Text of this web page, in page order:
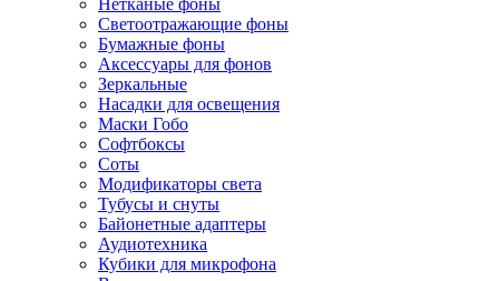
Нетканые фоны
Светоотражающие фоны
Бумажные фоны
Аксессуары для фонов
Зеркальные
Насадки для освещения
Маски Гобо
Софтбоксы
Соты
Модификаторы света
Тубусы и снуты
Байонетные адаптеры
Аудиотехника
Кубики для микрофона